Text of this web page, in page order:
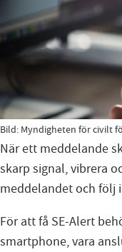
Bild: Myndigheten för civilt
När ett meddelande
skarp signal, vibrera
meddelandet och följ
För att få SE-Alert
smartphone, vara